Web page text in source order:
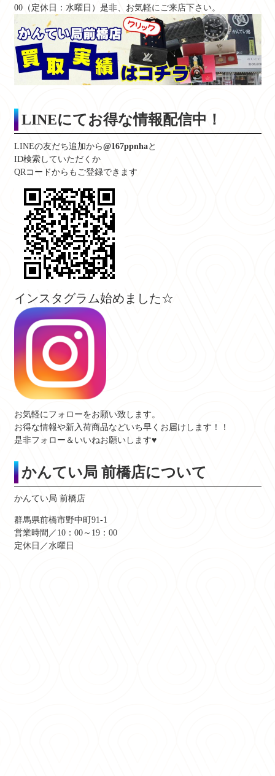
00（定休日：水曜日）是非、お気軽にご来店下さい。
LINEにてお得な情報配信中！
LINEの友だち追加から@167ppnhaと
ID検索していただくか
QRコードからもご登録できます
インスタグラム始めました☆
お気軽にフォローをお願い致します。
お得な情報や新入荷商品などいち早くお届けします！！
是非フォロー＆いいねお願いします♥
かんてい局 前橋店について
かんてい局 前橋店
群馬県前橋市野中町91-1
営業時間／10：00～19：00
定休日／水曜日